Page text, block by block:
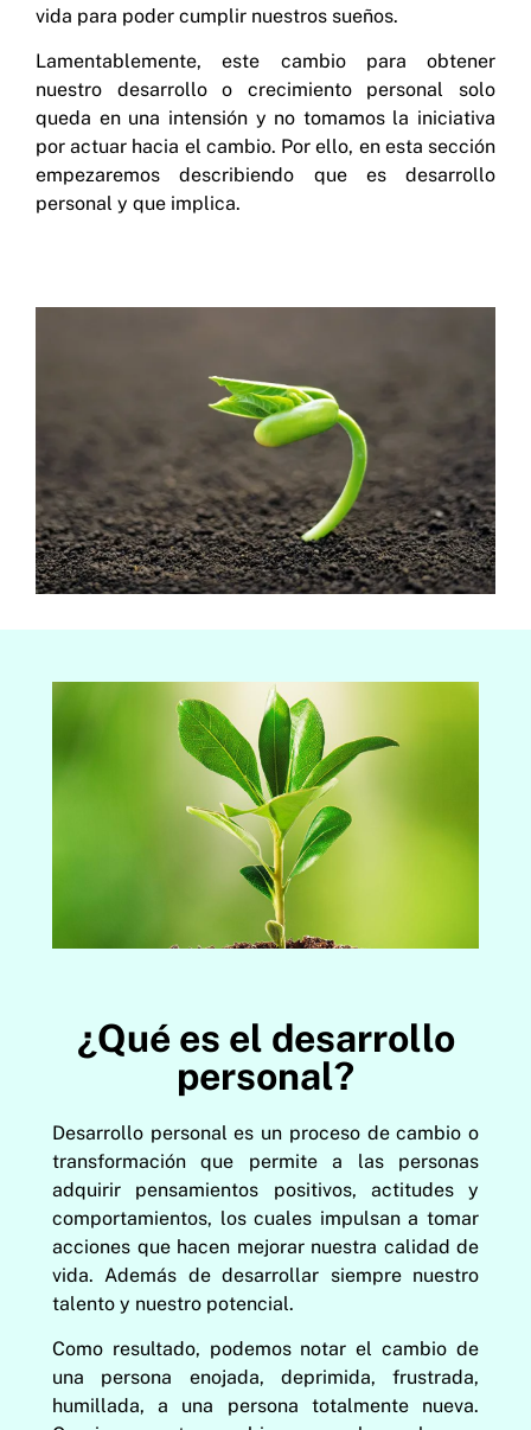
vida para poder cumplir nuestros sueños.
Lamentablemente, este cambio para obtener
nuestro desarrollo o crecimiento personal solo
queda en una intensión y no tomamos la iniciativa
por actuar hacia el cambio. Por ello, en esta sección
empezaremos describiendo que es desarrollo
personal y que implica.
¿Qué es el desarrollo
personal?
Desarrollo personal es un proceso de cambio o
transformación que permite a las personas
adquirir pensamientos positivos, actitudes y
comportamientos, los cuales impulsan a tomar
acciones que hacen mejorar nuestra calidad de
vida. Además de desarrollar siempre nuestro
talento y nuestro potencial.
Como resultado, podemos notar el cambio de
una persona enojada, deprimida, frustrada,
humillada, a una persona totalmente nueva.